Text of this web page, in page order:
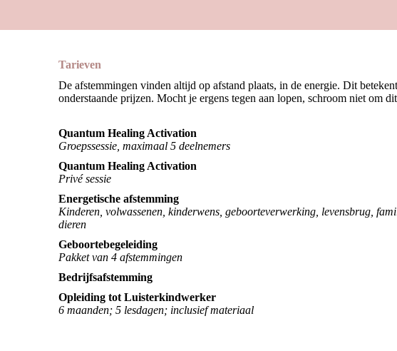
Tarieven
De afstemmingen vinden altijd op afstand plaats, in de energie. Dit
onderstaande prijzen. Mocht je ergens tegen aan lopen, schroom niet om
Quantum Healing Activation
Groepssessie, maximaal 5 deelnemers
Quantum Healing Activation
Privé sessie
Energetische afstemming
Kinderen, volwassenen, kinderwens, geboorteverwerking, levensbrug,
dieren
Geboortebegeleiding
Pakket van 4 afstemmingen
Bedrijfsafstemming
Opleiding tot Luisterkindwerker
6 maanden; 5 lesdagen; inclusief materiaal